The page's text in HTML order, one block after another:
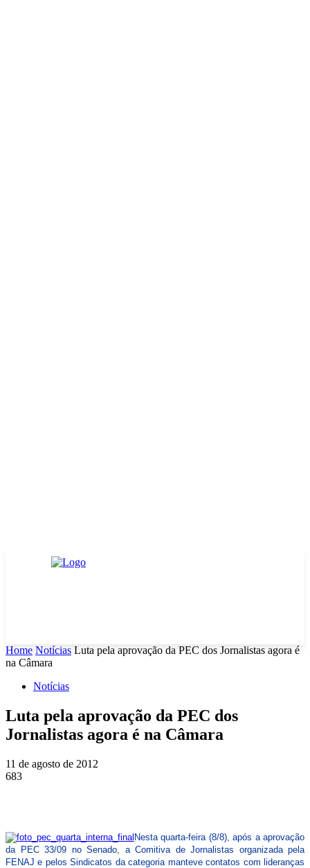
Home Notícias Luta pela aprovação da PEC dos Jornalistas agora é
na Câmara
Notícias
Luta pela aprovação da PEC dos
Jornalistas agora é na Câmara
11 de agosto de 2012
683
Nesta quarta-feira (8/8), após a aprovação
da PEC 33/09 no Senado, a Comitiva de Jornalistas organizada pela
FENAJ e pelos Sindicatos da categoria manteve contatos com lideranças